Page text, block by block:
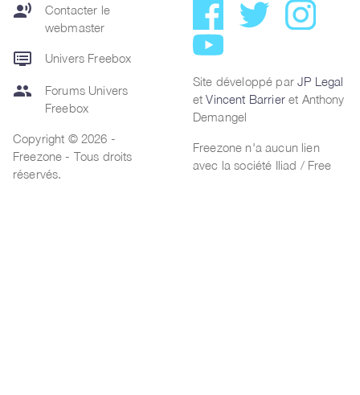
record_voice_over
Contacter le
webmaster
dvr Univers Freebox
group
Forums Univers
Freebox
Copyright © 2026 -
Freezone - Tous droits
réservés.
Site développé parJP Legal
etVincent Barrieret Anthony
Demangel
Freezone n'a aucun lien
avec la société Iliad / Free